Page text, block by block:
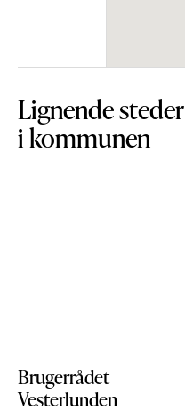
Lignende steder
i kommunen
Brugerrådet
Vesterlunden